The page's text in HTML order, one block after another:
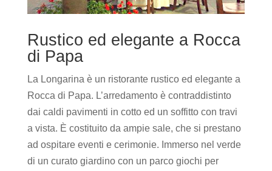
Rustico ed elegante a Rocca
di Papa
La Longarina è un ristorante rustico ed elegante a
Rocca di Papa. L’arredamento è contraddistinto
dai caldi pavimenti in cotto ed un soffitto con travi
a vista. È costituito da ampie sale, che si prestano
ad ospitare eventi e cerimonie. Immerso nel verde
di un curato giardino con un parco giochi per